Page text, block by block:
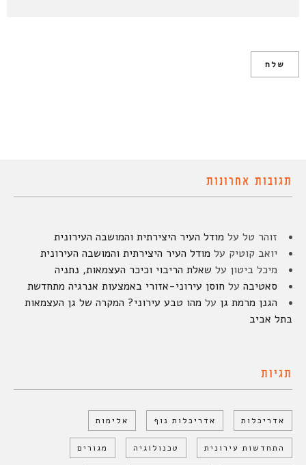
תגובות אחרונות
זוהר טל על מודל העיר היצירתית והמושבה העירונית
יואב קוטיק על מודל העיר היצירתית והמושבה העירונית
מיכל ביטון על שאלת הריבוי וכיכר העצמאות, נתניה
סאטיבה על חוסן עירוני-אזורי באמצעות אנרגיה מתחדשת
הגנן מרמת גן על מהו טבע עירוני? המקרה של גן העצמאות
בתל אביב
תגיות
אדריכלות אדריכלות נוף אלימות
התחדשות עירונית טכנולוגיה מגורים